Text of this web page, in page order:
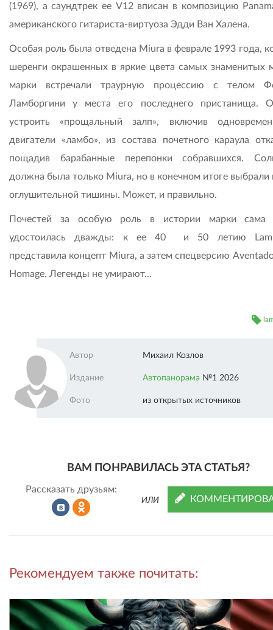
(1969), а саундтрек ее V12 вписан в композицию
американского гитариста-виртуоза Эдди Ван Халена.
Особая роль была отведена Miura в феврале 1993 года,
шеренги окрашенных в яркие цвета самых знаменитых
марки встречали траурную процессию с телом
Ламборгини у места его последнего пристанища.
устроить «прощальный залп», включив
двигатели «ламбо», из состава почетного караула
пощадив барабанные перепонки собравшихся.
должна была только Miura, но в конечном итоге выбрали
оглушительной тишины. Может, и правильно.
Почестей за особую роль в истории марки сама
удостоилась дважды: к ее 40 и 50 летию
представила концепт Miura, а затем спецверсию
Homage. Легенды не умирают...
Автор Михаил Козлов
Издание Автопанорама №1 2026
Фото из открытых источников
ВАМ ПОНРАВИЛАСЬ ЭТА СТАТЬЯ?
Рассказать друзьям:
во в
ИЛИ
Рекомендуем также почитать: